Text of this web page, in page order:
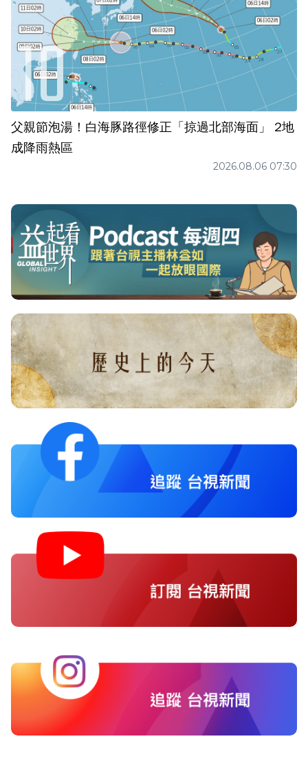
父親節泡湯！白海豚路徑修正「掠過北部海面」 2地
成降雨熱區
2026.08.06 07:30